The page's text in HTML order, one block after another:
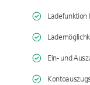
Ladefunktion
Ein- und